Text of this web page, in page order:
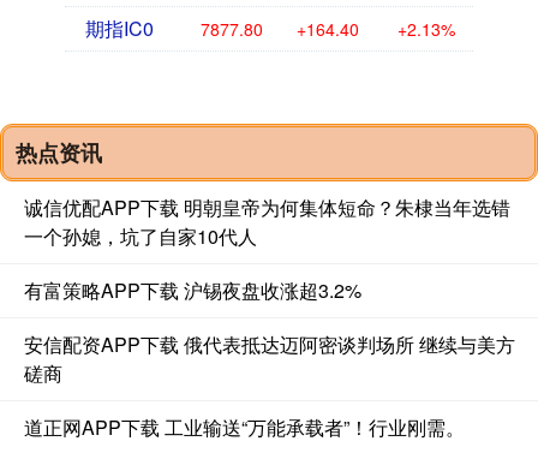
期指IC0 7877.80 +164.40 +2.13%
热点资讯
诚信优配APP下载 明朝皇帝为何集体短命？朱棣当年选错
一个孙媳，坑了自家10代人
有富策略APP下载 沪锡夜盘收涨超3.2%
安信配资APP下载 俄代表抵达迈阿密谈判场所 继续与美方
磋商
道正网APP下载 工业输送“万能承载者”！行业刚需。